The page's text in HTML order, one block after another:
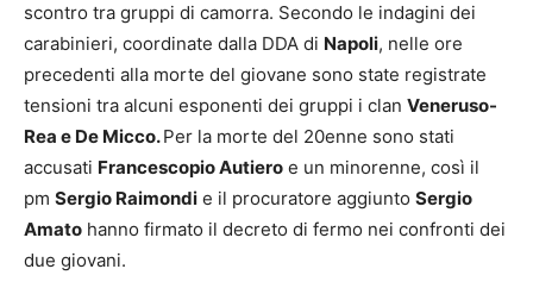
scontro tra gruppi di camorra. Secondo le indagini dei
carabinieri, coordinate dalla DDA di Napoli, nelle ore
precedenti alla morte del giovane sono state registrate
tensioni tra alcuni esponenti dei gruppi i clan Veneruso-
Rea e De Micco.Per la morte del 20enne sono stati
accusati Francescopio Autiero e un minorenne, così il
pm Sergio Raimondi e il procuratore aggiunto Sergio
Amato hanno firmato il decreto di fermo nei confronti dei
due giovani.